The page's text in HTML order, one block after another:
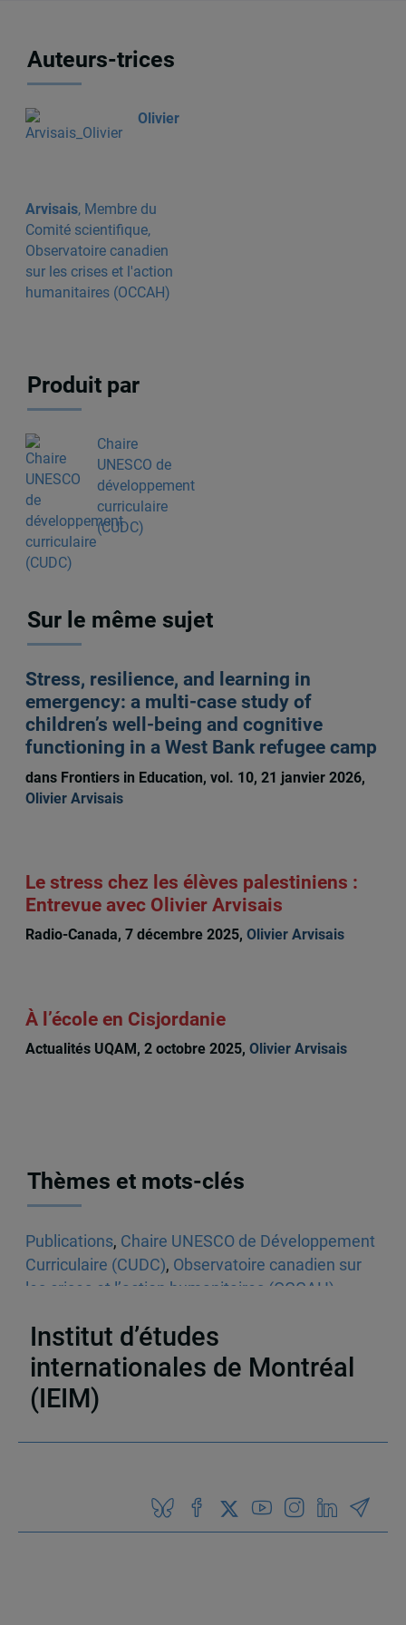
Auteurs-trices
Olivier
Arvisais, Membre du
Comité scientifique,
Observatoire canadien
sur les crises et l'action
humanitaires (OCCAH)
Produit par
Chaire
UNESCO de
développement
curriculaire
(CUDC)
Sur le même sujet
Stress, resilience, and learning in
emergency: a multi-case study of
children’s well-being and cognitive
functioning in a West Bank refugee camp
dans Frontiers in Education, vol. 10, 21 janvier 2026,
Olivier Arvisais
Le stress chez les élèves palestiniens :
Entrevue avec Olivier Arvisais
Radio-Canada, 7 décembre 2025, Olivier Arvisais
À l’école en Cisjordanie
Actualités UQAM, 2 octobre 2025, Olivier Arvisais
Thèmes et mots-clés
Publications, Chaire UNESCO de Développement
Curriculaire (CUDC), Observatoire canadien sur
les crises et l’action humanitaires (OCCAH)
Institut d’études
internationales de Montréal
(IEIM)